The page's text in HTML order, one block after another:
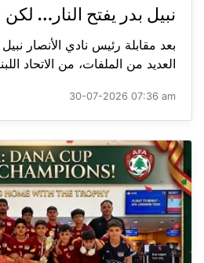
نبيل بدر يفتح النار… لكن
بعد مقابلة رئيس نادي الأنصار
العديد من الملفات، من الاتحاد
30-07-2026 07:36 am